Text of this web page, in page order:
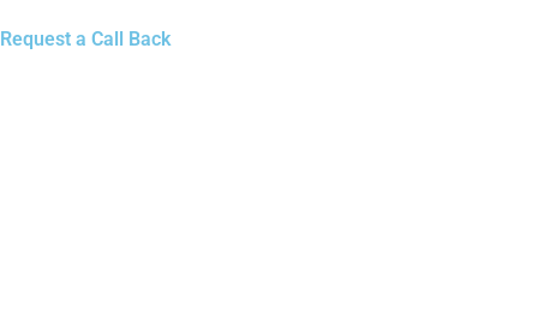
Request a Call Back